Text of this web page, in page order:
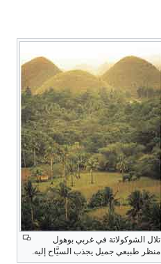
تلال الشوكولاتة في غربي بوهول
منظر طبيعي جميل يجذب السيَّاح إليه.